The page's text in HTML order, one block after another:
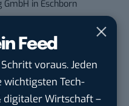
Feed
voraus. Jeden
Tech-
digitaler Wirtschaft –
GmbH in Eschborn
Customer
Frankfurt am Main,